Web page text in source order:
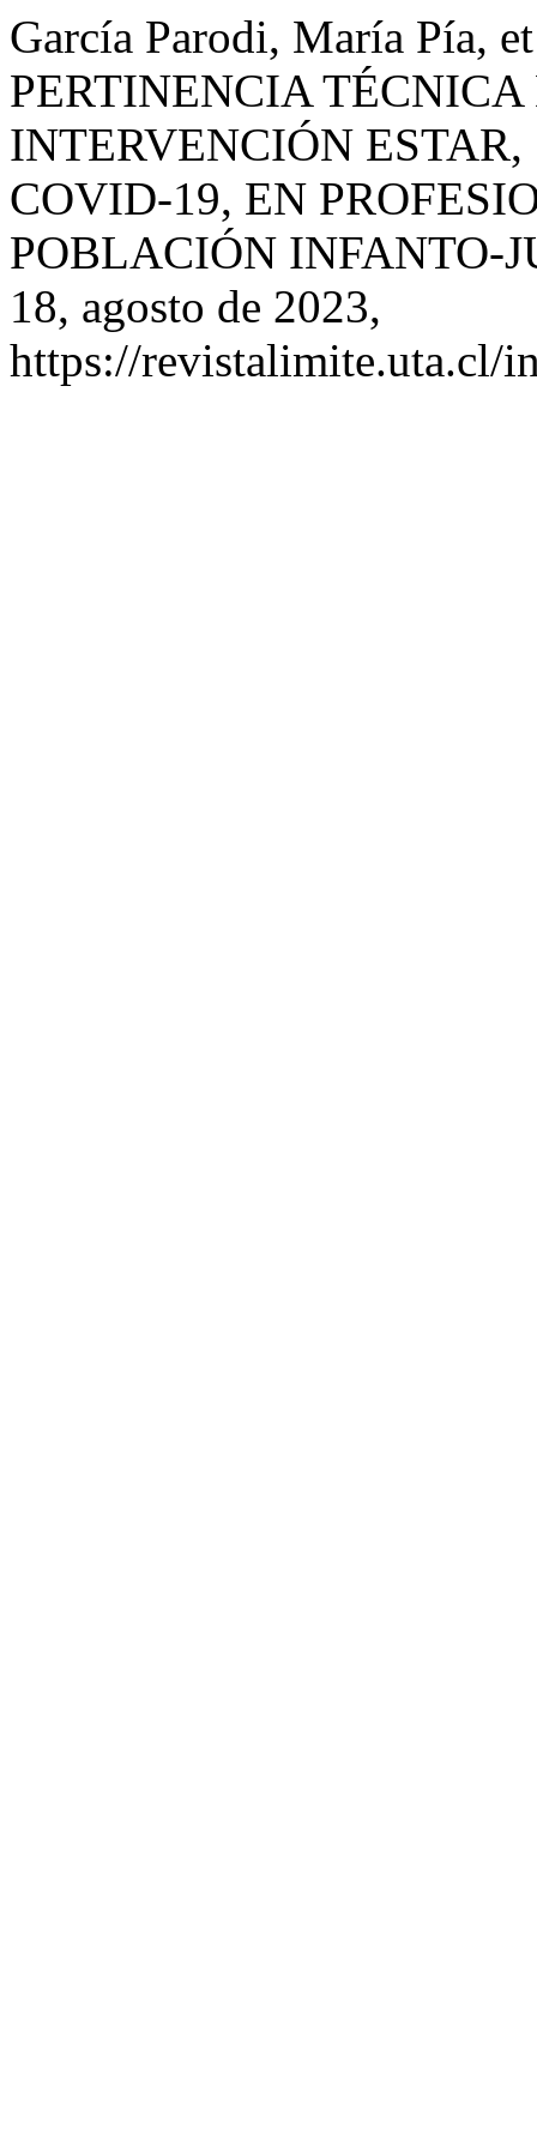
García Parodi, María Pía,
PERTINENCIA
INTERVENCIÓN
COVID-19, EN
POBLACIÓN INFANTO-
18, agosto de 2023,
https://revistalimite.uta.cl/